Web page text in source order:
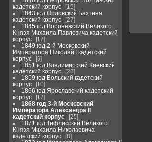
кадетский корпус
19
1843 год Орловский Бахтина
кадетский корпус
27
1845 год Воронежский Великого
Князя Михаила Павловича кадетский
корпус
17
1849 год 2-й Московский
Императора Николай I кадетский
корпус
6
1851 год Владимирский Киевский
кадетский корпус
28
1859 год Вольский кадетский
корпус
10
1866 год Ярославский кадетский
корпус
17
1868 год 3-й Московский
Императора Александра II
кадетский корпус
25
1871 год Тифлисский Великого
Князя Михаила Николаевича
кадетский корпус
8